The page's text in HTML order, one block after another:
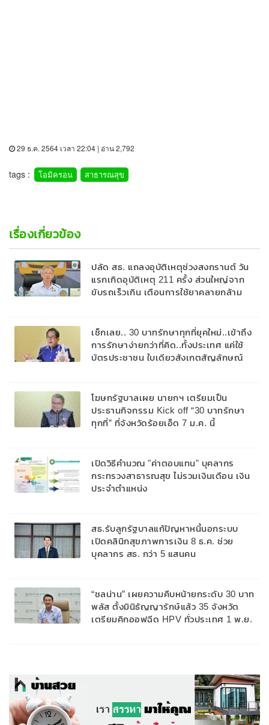
29 ธ.ค. 2564 เวลา 22:04 | อ่าน 2,792
tags : โอมิครอน สาธารณสุข
เรื่องเกี่ยวข้อง
ปลัด สธ. แถลงอุบัติเหตุช่วงสงกรานต์ วัน
แรกเกิดอุบัติเหตุ 211 ครั้ง ส่วนใหญ่จาก
ขับรถเร็วเกิน เตือนการใช้ยาคลายกล้าม
เช็กเลย.. 30 บาทรักษาทุกที่ยุคใหม่..เข้าถึง
การรักษาง่ายกว่าที่คิด..ทั้งประเทศ แค่ใช้
บัตรประชาชน ใบเดียวสังเกตสัญลักษณ์
โฆษกรัฐบาลเผย นายกฯ เตรียมเป็น
ประธานกิจกรรม Kick off “30 บาทรักษา
ทุกที่” ที่จังหวัดร้อยเอ็ด 7 ม.ค. นี้
เปิดวิธีคำนวณ "ค่าตอบแทน" บุคลากร
กระทรวงสาธารณสุข ไม่รวมเงินเดือน เงิน
ประจำตำแหน่ง
สธ.รับลูกรัฐบาลแก้ปัญหาหนี้นอกระบบ
เปิดคลินิกสุขภาพการเงิน 8 ธ.ค. ช่วย
บุคลากร สธ. กว่า 5 แสนคน
“ชลน่าน” เผยความคืบหน้ายกระดับ 30 บาท
พลัส ตั้งมินิธัญญารักษ์แล้ว 35 จังหวัด
เตรียมคิกออฟฉีด HPV ทั่วประเทศ 1 พ.ย.